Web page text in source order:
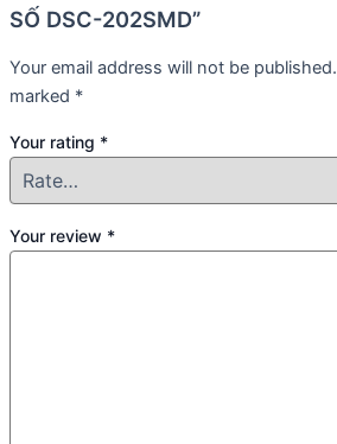
SỐ DSC-202SMD”
Your email address will not be published.
marked *
Your rating *
Your review *